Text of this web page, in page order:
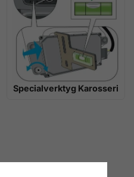
Specialverktyg Karosseri